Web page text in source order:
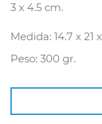
3 x 4.5 cm.
Medida: 14.7 x 21
Peso: 300 gr.